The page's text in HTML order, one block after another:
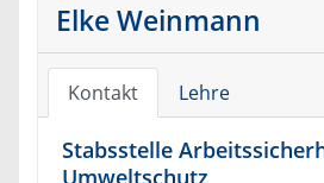
Elke Weinmann
Kontakt Lehre
Stabsstelle
Umweltschutz